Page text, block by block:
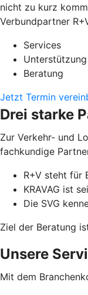
nicht zu kurz
Verbundpartner
Services
Beratung
Jetzt Termin
Drei starke
Zur Verkehr- und
fachkundige
R+V steht für
KRAVAG ist
Die SVG
Ziel der Beratung
Unsere
Mit dem